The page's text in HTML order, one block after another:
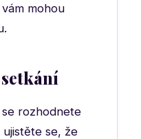
mohou
rozhodnete
se, že